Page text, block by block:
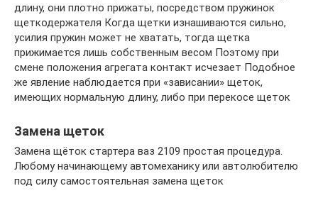
длину, они плотно прижаты, посредством пружинок
щеткодержателя Когда щетки изнашиваются сильно,
усилия пружин может не хватать, тогда щетка
прижимается лишь собственным весом Поэтому при
смене положения агрегата контакт исчезает Подобное
же явление наблюдается при «зависании» щеток,
имеющих нормальную длину, либо при перекосе щеток
Замена щеток
Замена щёток стартера ваз 2109 простая процедура.
Любому начинающему автомеханику или автолюбителю
под силу самостоятельная замена щеток